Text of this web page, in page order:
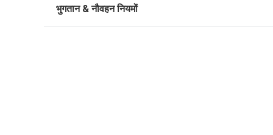
भुगतान & नौवहन नियमों